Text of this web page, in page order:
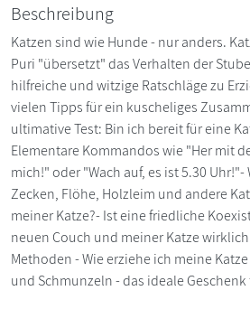
Beschreibung
Katzen sind wie Hunde - nur anders.
Puri "übersetzt" das Verhalten der
hilfreiche und witzige Ratschläge zu
vielen Tipps für ein kuscheliges
ultimative Test: Bin ich bereit für eine
Elementare Kommandos wie "Her mit
mich!" oder "Wach auf, es ist 5.30
Zecken, Flöhe, Holzleim und andere
meiner Katze?- Ist eine friedliche
neuen Couch und meiner Katze
Methoden - Wie erziehe ich meine
und Schmunzeln - das ideale